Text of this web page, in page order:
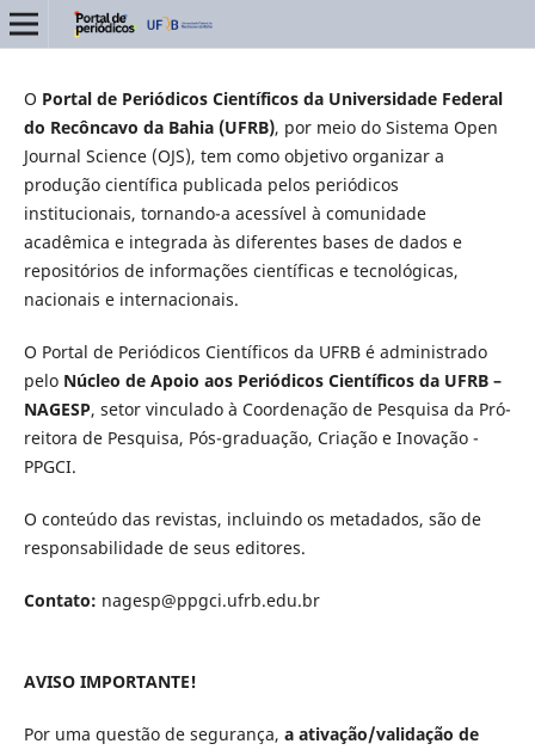
O Portal de Periódicos Científicos da Universidade Federal
do Recôncavo da Bahia (UFRB), por meio do Sistema Open
Journal Science (OJS), tem como objetivo organizar a
produção científica publicada pelos periódicos
institucionais, tornando-a acessível à comunidade
acadêmica e integrada às diferentes bases de dados e
repositórios de informações científicas e tecnológicas,
nacionais e internacionais.
O Portal de Periódicos Científicos da UFRB é administrado
pelo Núcleo de Apoio aos Periódicos Científicos da UFRB –
NAGESP, setor vinculado à Coordenação de Pesquisa da Pró-
reitora de Pesquisa, Pós-graduação, Criação e Inovação -
PPGCI.
O conteúdo das revistas, incluindo os metadados, são de
responsabilidade de seus editores.
Contato: nagesp@ppgci.ufrb.edu.br
AVISO IMPORTANTE!
Por uma questão de segurança, a ativação/validação de